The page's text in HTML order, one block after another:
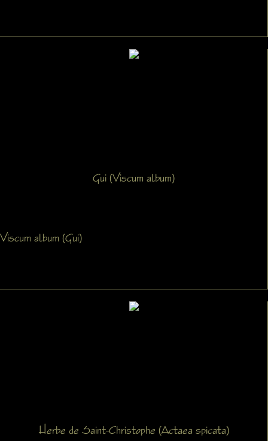
Gui (Viscum album)
Viscum album (Gui)
Herbe de Saint-Christophe (Actaea spicata)